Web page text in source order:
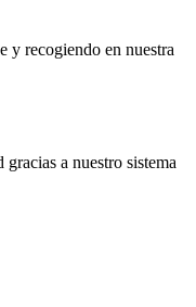
y recogiendo en nuestra
a nuestro sistema